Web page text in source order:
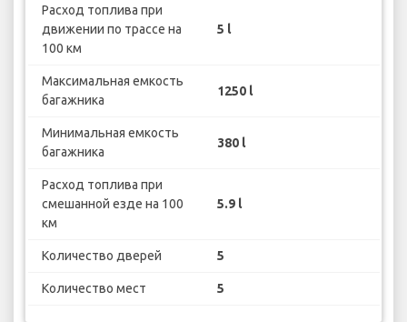
Расход топлива при
движении по трассе на
100 км
5 l
Максимальная емкость
багажника
1250 l
Минимальная емкость
багажника
380 l
Расход топлива при
смешанной езде на 100
км
5.9 l
Количество дверей 5
Количество мест 5